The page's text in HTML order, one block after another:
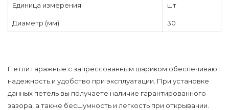
Единица измерения шт
Диаметр (мм) 30
Петли гаражные с запрессованным шариком обеспечивают
надежность и удобство при эксплуатации. При установке
данных петель вы получаете наличие гарантированного
зазора, а также бесшумность и легкость при открывании.